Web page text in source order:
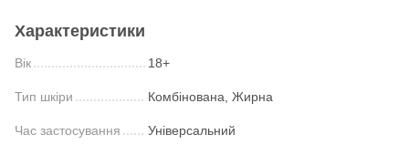
Характеристики
Вік 18+
Тип шкіри Комбінована, Жирна
Час застосування Універсальний